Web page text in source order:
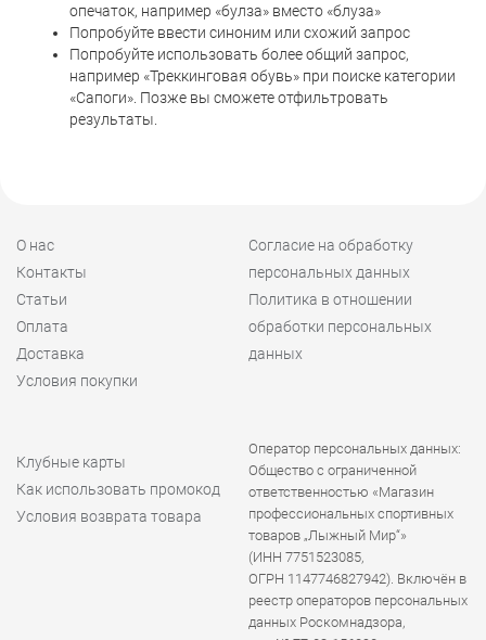
опечаток, например «булза» вместо «блуза»
Попробуйте ввести синоним или схожий запрос
Попробуйте использовать более общий запрос,
например «Треккинговая обувь» при поиске категории
«Сапоги». Позже вы сможете отфильтровать
результаты.
О нас
Контакты
Статьи
Оплата
Доставка
Условия покупки
Согласие на обработку
персональных данных
Политика в отношении
обработки персональных
данных
Клубные карты
Как использовать промокод
Условия возврата товара
Оператор персональных данных:
Общество с ограниченной
ответственностью «Магазин
профессиональных спортивных
товаров „Лыжный Мир“»
(ИНН 7751523085,
ОГРН 1147746827942). Включён в
реестр операторов персональных
данных Роскомнадзора,